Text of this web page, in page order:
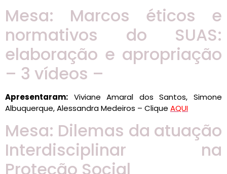
Mesa: Marcos éticos e
normativos do SUAS:
elaboração e apropriação
– 3 vídeos –
Apresentaram: Viviane Amaral dos Santos, Simone
Albuquerque, Alessandra Medeiros – Clique AQUI
Mesa: Dilemas da atuação
Interdisciplinar na
Proteção Social